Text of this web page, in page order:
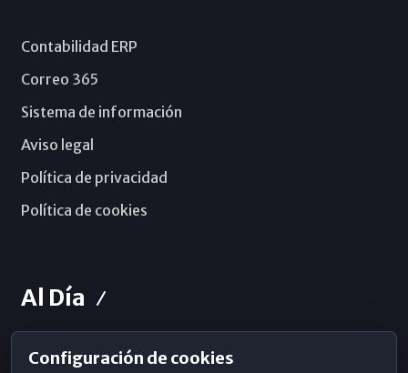
Contabilidad ERP
Correo 365
Sistema de información
Aviso legal
Política de privacidad
Política de cookies
Al Día
Horarios de Misa
Configuración de cookies